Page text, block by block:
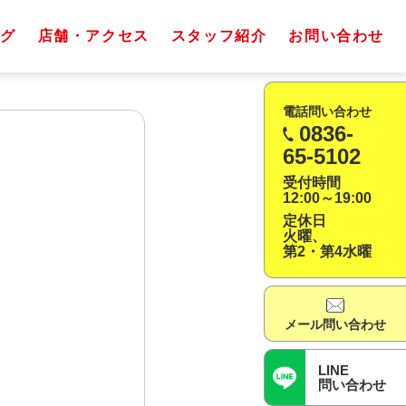
店舗・アクセス スタッフ紹介 お問い合わせ
電話問い合わせ
0836-
65-5102
受付時間
12:00～19:00
定休日
火曜、
第2・第4水曜
メール問い合わせ
LINE
問い合わせ